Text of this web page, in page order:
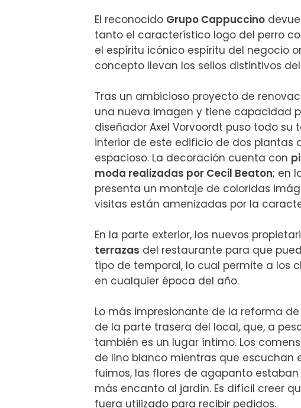
El reconocido Grupo Cappuccino
tanto el característico logo del perro
el espíritu icónico espíritu del negocio
concepto llevan los sellos distintivos
Tras un ambicioso proyecto de
una nueva imagen y tiene capacidad
diseñador Axel Vorvoordt puso todo
interior de este edificio de dos plantas
espacioso. La decoración cuenta con
moda realizadas por Cecil Beaton; en
presenta un montaje de coloridas
visitas están amenizadas por la
En la parte exterior, los nuevos
terrazas del restaurante para que
tipo de temporal, lo cual permite a los
en cualquier época del año.
Lo más impresionante de la reforma
de la parte trasera del local, que, a
también es un lugar íntimo. Los
de lino blanco mientras que escuchan
fuimos, las flores de agapanto
más encanto al jardín. Es difícil creer
fuera utilizado para recibir pedidos.